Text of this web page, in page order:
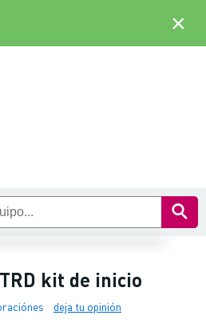
kit de inicio
deja tu opinión
×